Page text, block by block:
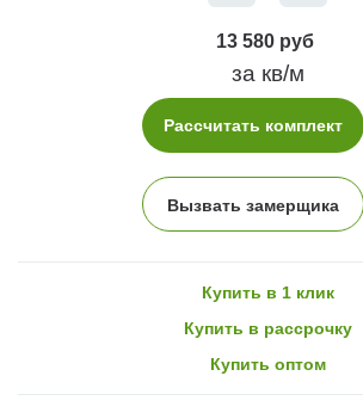
13 580 руб
за кв/м
Рассчитать комплект
Вызвать замерщика
Купить в 1 клик
Купить в рассрочку
Купить оптом